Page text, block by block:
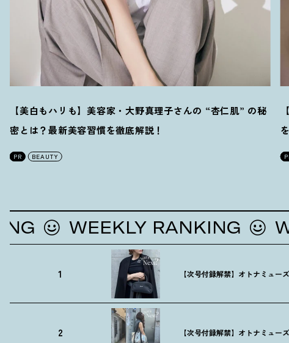
【美白もハリも】美容家・大野真理子さんの “杏仁肌” の秘
密とは？最新美容習慣を徹底解説 ！
PR BEAUTY
WEEKLY RANKING
1 【次号付録解禁】オトナミュー
2 【次号付録解禁】オトナミュ